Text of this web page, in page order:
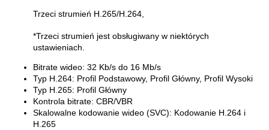
Trzeci strumień H.265/H.264,
*Trzeci strumień jest obsługiwany w niektórych
ustawieniach.
Bitrate wideo: 32 Kb/s do 16 Mb/s
Typ H.264: Profil Podstawowy, Profil Główny, Profil Wysoki
Typ H.265: Profil Główny
Kontrola bitrate: CBR/VBR
Skalowalne kodowanie wideo (SVC): Kodowanie H.264 i
H.265